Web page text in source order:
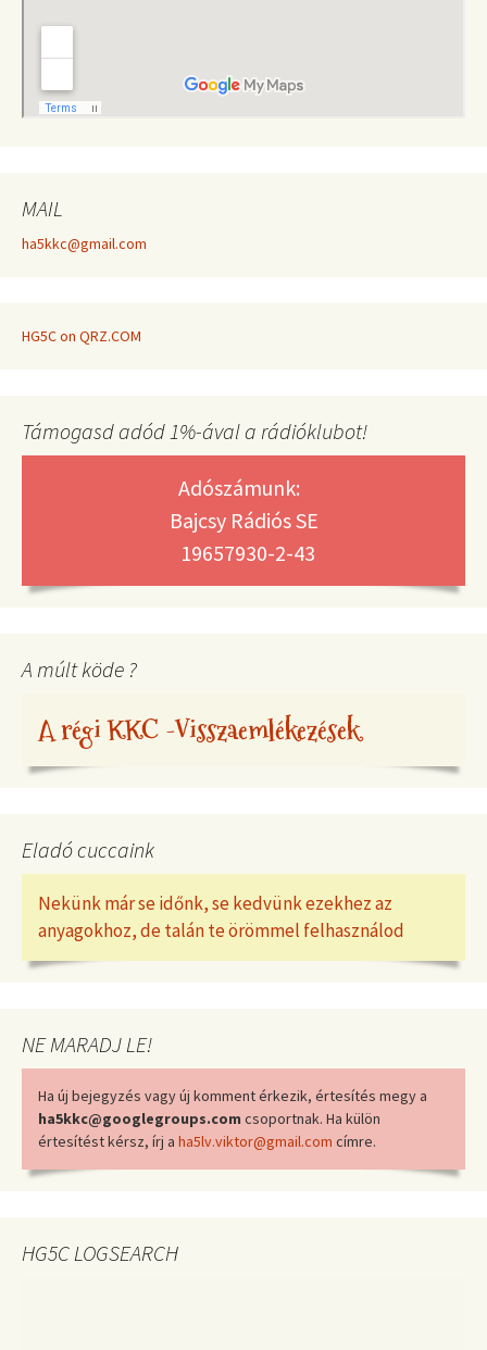
MAIL
ha5kkc@gmail.com
HG5C on QRZ.COM
Támogasd adód 1%-ával a rádióklubot!
Adószámunk:
Bajcsy Rádiós SE
19657930-2-43
A múlt köde ?
A régi KKC -Visszaemlékezések
Eladó cuccaink
Nekünk már se időnk, se kedvünk ezekhez az
anyagokhoz, de talán te örömmel felhasználod
NE MARADJ LE!
Ha új bejegyzés vagy új komment érkezik, értesítés megy a
ha5kkc@googlegroups.com csoportnak. Ha külön
értesítést kérsz, írj a ha5lv.viktor@gmail.com címre.
HG5C LOGSEARCH